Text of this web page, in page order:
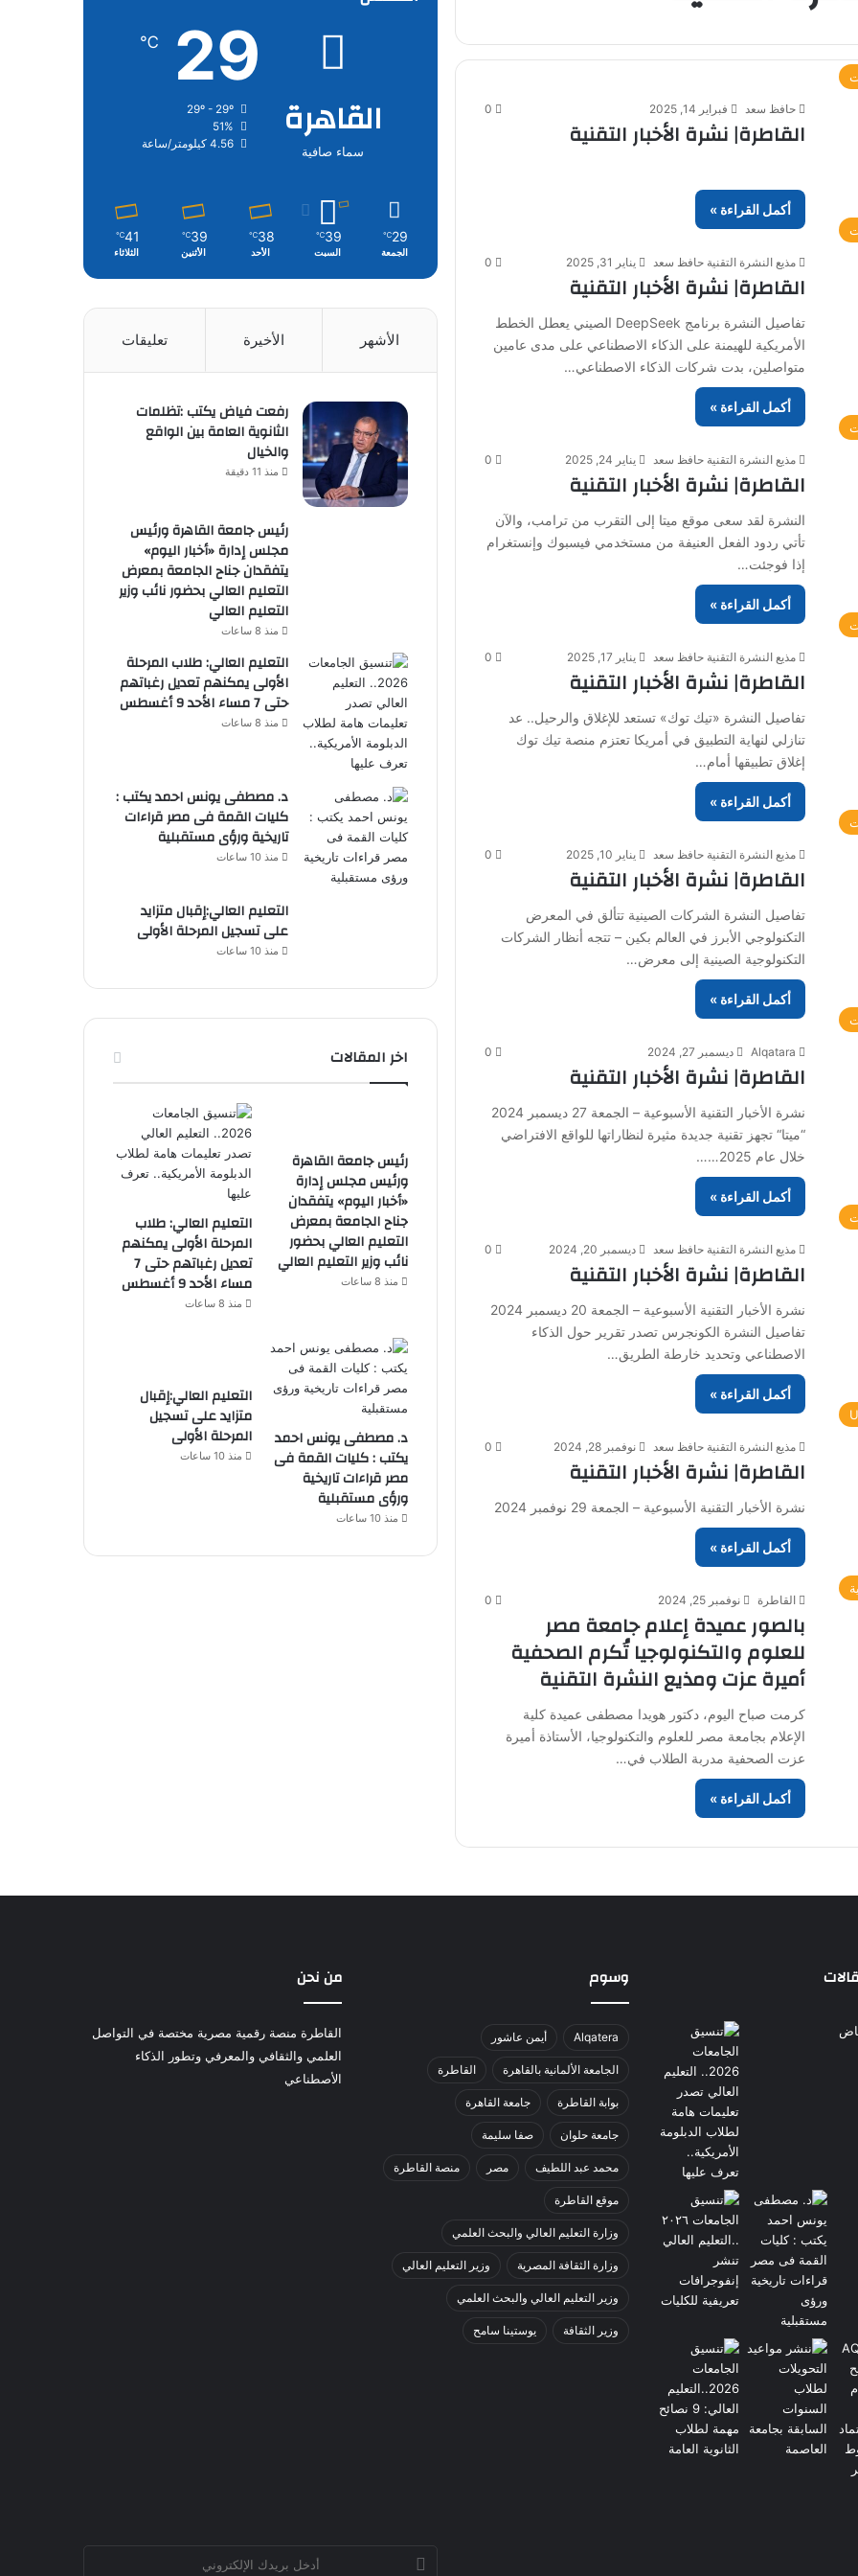
حافظ سعد فبراير 14, 2025 0
القاطرة| نشرة الأخبار التقنية
أكمل القراءة »
مذيع النشرة التقنية حافظ سعد يناير 31, 2025 0
القاطرة| نشرة الأخبار التقنية
تفاصيل النشرة برنامج DeepSeek الصيني يعطل الخطط
الأمريكية للهيمنة على الذكاء الاصطناعي على مدى عامين
متواصلين، بدت شركات الذكاء الاصطناعي…
أكمل القراءة »
مذيع النشرة التقنية حافظ سعد يناير 24, 2025 0
القاطرة| نشرة الأخبار التقنية
النشرة لقد سعى موقع ميتا إلى التقرب من ترامب، والآن
تأتي ردود الفعل العنيفة من مستخدمي فيسبوك وإنستغرام
إذا فوجئت…
أكمل القراءة »
مذيع النشرة التقنية حافظ سعد يناير 17, 2025 0
القاطرة| نشرة الأخبار التقنية
تفاصيل النشرة «تيك توك» تستعد للإغلاق والرحيل.. عد
تنازلي لنهاية التطبيق في أمريكا تعتزم منصة تيك توك
إغلاق تطبيقها أمام…
أكمل القراءة »
مذيع النشرة التقنية حافظ سعد يناير 10, 2025 0
القاطرة| نشرة الأخبار التقنية
تفاصيل النشرة الشركات الصينية تتألق في المعرض
التكنولوجي الأبرز في العالم بكين – تتجه أنظار الشركات
التكنولوجية الصينية إلى معرض…
أكمل القراءة »
Alqatara ديسمبر 27, 2024 0
القاطرة| نشرة الأخبار التقنية
نشرة الأخبار التقنية الأسبوعية – الجمعة 27 ديسمبر 2024
“ميتا“ تجهز تقنية جديدة مثيرة لنظاراتها للواقع الافتراضي
خلال عام 2025……
أكمل القراءة »
مذيع النشرة التقنية حافظ سعد ديسمبر 20, 2024 0
القاطرة| نشرة الأخبار التقنية
نشرة الأخبار التقنية الأسبوعية – الجمعة 20 ديسمبر 2024
تفاصيل النشرة الكونجرس تصدر تقرير حول الذكاء
الاصطناعي وتحديد خارطة الطريق…
أكمل القراءة »
مذيع النشرة التقنية حافظ سعد نوفمبر 28, 2024 0
القاطرة| نشرة الأخبار التقنية
نشرة الأخبار التقنية الأسبوعية – الجمعة 29 نوفمبر 2024
أكمل القراءة »
القاطرة نوفمبر 25, 2024 0
بالصور عميدة إعلام جامعة مصر
للعلوم والتكنولوجيا تُكرم الصحفية
أميرة عزت ومذيع النشرة التقنية
كرمت صباح اليوم، دكتور هويدا مصطفى عميدة كلية
الإعلام بجامعة مصر للعلوم والتكنولوجيا، الأستاذة أميرة
عزت الصحفية مدربة الطلاب في…
أكمل القراءة »
القاهرة
سماء صافية
29
℃
29º - 29º
51%
4.56 كيلومتر/ساعة
29
℃
الجمعة
39
℃
السبت
38
℃
الأحد
39
℃
الأثنين
41
℃
الثلاثاء
الأشهر الأخيرة تعليقات
رفعت فياض يكتب :تظلمات
الثانوية العامة بين الواقع
والخيال
منذ 11 دقيقة
رئيس جامعة القاهرة ورئيس
مجلس إدارة «أخبار اليوم»
يتفقدان جناح الجامعة بمعرض
التعليم العالي بحضور نائب وزير
التعليم العالي
منذ 8 ساعات
التعليم العالي: طلاب المرحلة
الأولى يمكنهم تعديل رغباتهم
حتى 7 مساء الأحد 9 أغسطس
منذ 8 ساعات
د. مصطفى يونس احمد يكتب :
كليات القمة فى مصر قراءات
تاريخية ورؤى مستقبلية
منذ 10 ساعات
التعليم العالي:إقبال متزايد
على تسجيل المرحلة الأولى
منذ 10 ساعات
اخر المقالات
رئيس جامعة القاهرة
ورئيس مجلس إدارة
«أخبار اليوم» يتفقدان
جناح الجامعة بمعرض
التعليم العالي بحضور
نائب وزير التعليم العالي
منذ 8 ساعات
التعليم العالي: طلاب
المرحلة الأولى يمكنهم
تعديل رغباتهم حتى 7
مساء الأحد 9 أغسطس
منذ 8 ساعات
د. مصطفى يونس احمد
يكتب : كليات القمة فى
مصر قراءات تاريخية
ورؤى مستقبلية
منذ 10 ساعات
التعليم العالي:إقبال
متزايد على تسجيل
المرحلة الأولى
منذ 10 ساعات
وسوم
Alqatera أيمن عاشور
الجامعة الألمانية بالقاهرة القاطرة
بوابة القاطرة جامعة القاهرة
جامعة حلوان صفا سليمة
محمد عبد اللطيف مصر منصة القاطرة
موقع القاطرة
وزارة التعليم العالي والبحث العلمي
وزارة الثقافة المصرية وزير التعليم العالي
وزير التعليم العالي والبحث العلمي
وزير الثقافة يوستينا سامح
من نحن
القاطرة منصة رقمية مصرية مختصة في التواصل
العلمي والثقافي والمعرفي وتطور الذكاء
الأصطناعي